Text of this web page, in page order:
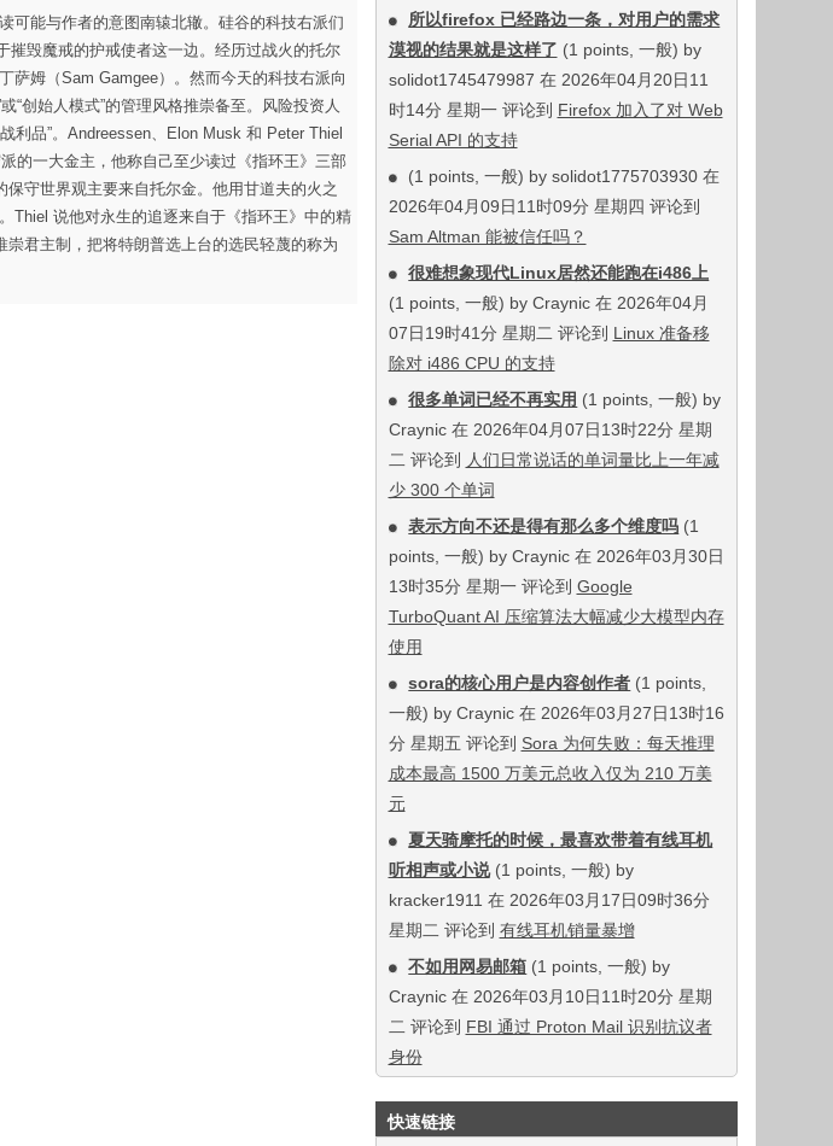
所以firefox 已经路边一条，对用户的需求
漠视的结果就是这样了 (1 points, 一般) by
solidot1745479987 在 2026年04月20日11
时14分 星期一 评论到 Firefox 加入了对 Web
Serial API 的支持
(1 points, 一般) by solidot1775703930 在
2026年04月09日11时09分 星期四 评论到
Sam Altman 能被信任吗？
很难想象现代Linux居然还能跑在i486上
(1 points, 一般) by Craynic 在 2026年04月
07日19时41分 星期二 评论到 Linux 准备移
除对 i486 CPU 的支持
很多单词已经不再实用 (1 points, 一般) by
Craynic 在 2026年04月07日13时22分 星期
二 评论到
人们日常说话的单词量比上一年减
少 300 个单词
表示方向不还是得有那么多个维度吗 (1
points, 一般) by Craynic 在 2026年03月30日
13时35分 星期一 评论到 Google
TurboQuant AI 压缩算法大幅减少大模型内存
使用
sora的核心用户是内容创作者 (1 points,
一般) by Craynic 在 2026年03月27日13时16
分 星期五 评论到 Sora 为何失败：每天推理
成本最高 1500 万美元总收入仅为 210 万美
元
夏天骑摩托的时候，最喜欢带着有线耳机
听相声或小说(1 points, 一般) by
kracker1911 在 2026年03月17日09时36分
星期二 评论到 有线耳机销量暴增
不如用网易邮箱 (1 points, 一般) by
Craynic 在 2026年03月10日11时20分 星期
二 评论到 FBI 通过 Proton Mail 识别抗议者
身份
快速链接
可能与作者的意图南辕北辙。硅谷的科技右派们
摧毁魔戒的护戒使者这一边。经历过战火的托尔
萨姆（Sam Gamgee）。然而今天的科技右派向
“创始人模式”的管理风格推崇备至。风险投资人
利品”。Andreessen、Elon Musk 和 Peter Thiel
的一大金主，他称自己至少读过《指环王》三部
守世界观主要来自托尔金。他用甘道夫的火之
Thiel 说他对永生的追逐来自于《指环王》中的精
君主制，把将特朗普选上台的选民轻蔑的称为